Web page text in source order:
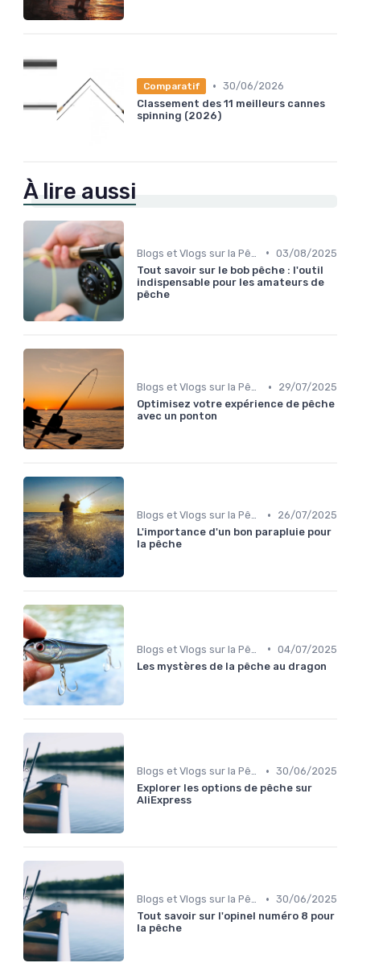
Comparatif • 30/06/2026
Classement des 11 meilleurs cannes
spinning (2026)
À lire aussi
• 03/08/2025
Tout savoir sur le bob pêche : l'outil
indispensable pour les amateurs de
pêche
Blogs et Vlogs sur la Pêche •
29/07/2025
Optimisez votre expérience de pêche
avec un ponton
Blogs et Vlogs sur la Pêche •
26/07/2025
L'importance d'un bon parapluie pour
la pêche
• 04/07/2025
Les mystères de la pêche au dragon
Blogs et Vlogs sur la Pêche • 30/06/2025
Explorer les options de pêche sur
AliExpress
Blogs et Vlogs sur la Pêche • 30/06/2025
Tout savoir sur l'opinel numéro 8 pour
la pêche